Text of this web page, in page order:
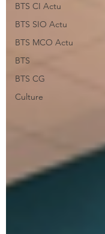
BTS CI Actu
BTS SIO Actu
BTS MCO Actu
BTS
BTS CG
Culture